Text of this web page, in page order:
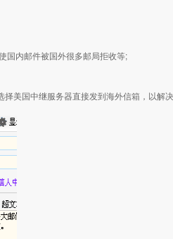
国内邮件被国外很多邮局拒收等;
美国中继服务器直接发到海外信箱，以解